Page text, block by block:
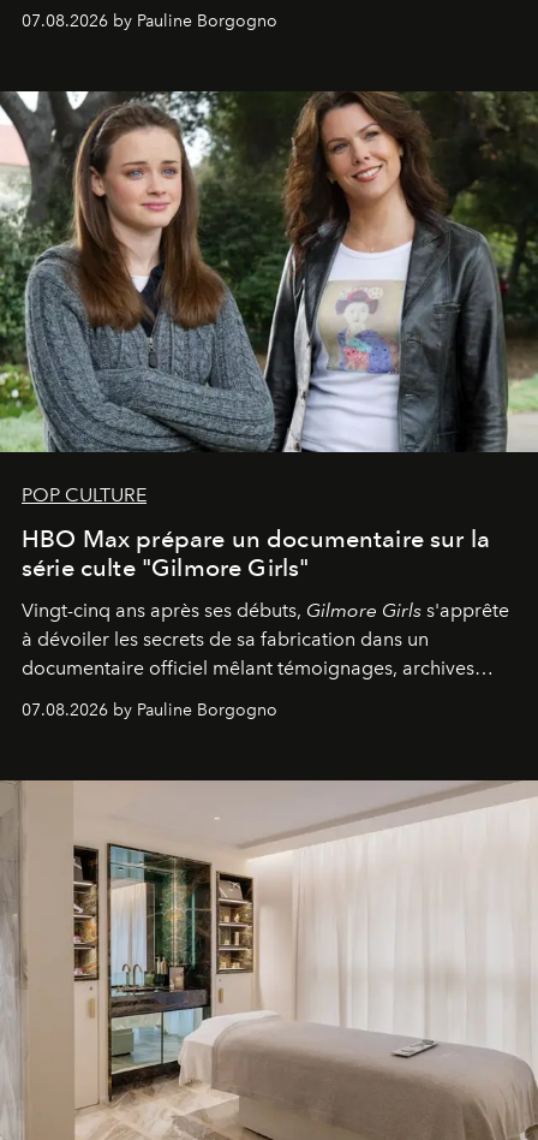
07.08.2026 by Pauline Borgogno
POP CULTURE
HBO Max prépare un documentaire sur la
série culte "Gilmore Girls"
Vingt-cinq ans après ses débuts, Gilmore Girls s'apprête
à dévoiler les secrets de sa fabrication dans un
documentaire officiel mêlant témoignages, archives
générationnel.
07.08.2026 by Pauline Borgogno